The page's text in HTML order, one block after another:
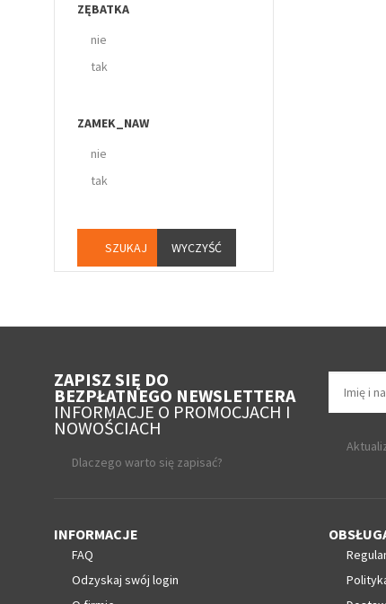
ZĘBATKA
nie
tak
ZAMEK_NAW
nie
tak
WYCZYŚĆ
ZAPISZ SIĘ DO
BEZPŁATNEGO NEWSLETTERA
INFORMACJE O PROMOCJACH I
NOWOŚCIACH
Dlaczego warto się zapisać?
INFORMACJE
FAQ
Odzyskaj swój login